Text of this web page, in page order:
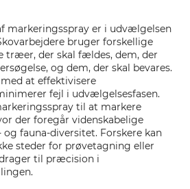
markeringsspray er i udvælgelsen
bruger forskellige
træer, der skal fældes, dem, der
og dem, der skal bevares.
at effektivisere
fejl i udvælgelsesfasen.
til at markere
der foregår videnskabelige
fauna-diversitet. Forskere kan
steder for prøvetagning eller
til præcision i